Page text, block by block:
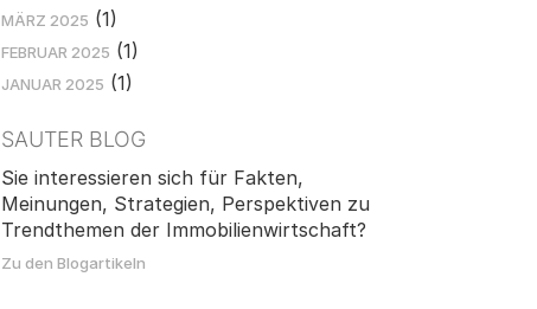
MÄRZ 2025 (1)
FEBRUAR 2025 (1)
JANUAR 2025 (1)
SAUTER BLOG
Sie interessieren sich für Fakten,
Meinungen, Strategien, Perspektiven zu
Trendthemen der Immobilienwirtschaft?
Zu den Blogartikeln